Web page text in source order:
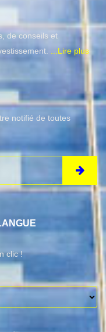
de conseils et
...Lire plus
notifié de toutes
clic !